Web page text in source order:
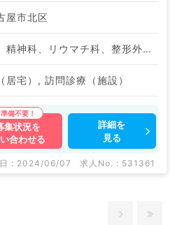
屋市北区
神経内科、精神科、リウマチ科、整形外科、脳神経外科、呼吸器外科、心臓血管外科、皮膚科、泌尿器科、婦人科、リハビリテーション科、緩和ケア科、一般内科、循環器内科、呼吸器内科、消化器内科、内分泌・代謝内科、腎臓内科、老年内科、血液内科、外科系全般、一般外科、消化器外科、総合診療科、膠原病科
居宅）, 訪問診療（施設）
集状況を
合わせる
詳細を
見る
日 : 2024/06/07 求人No. : 531361